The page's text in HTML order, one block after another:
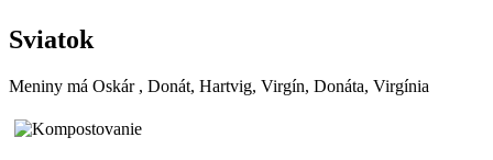
Sviatok
Meniny má Oskár , Donát, Hartvig, Virgín, Donáta, Virgínia